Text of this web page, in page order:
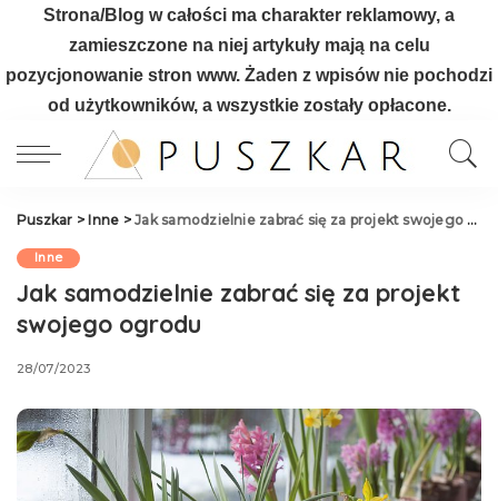
Strona/Blog w całości ma charakter reklamowy, a
zamieszczone na niej artykuły mają na celu
pozycjonowanie stron www. Żaden z wpisów nie pochodzi
od użytkowników, a wszystkie zostały opłacone.
Puszkar > Inne >Jak samodzielnie zabrać się za projekt swojego ogrodu
Inne
Jak samodzielnie zabrać się za projekt
swojego ogrodu
28/07/2023